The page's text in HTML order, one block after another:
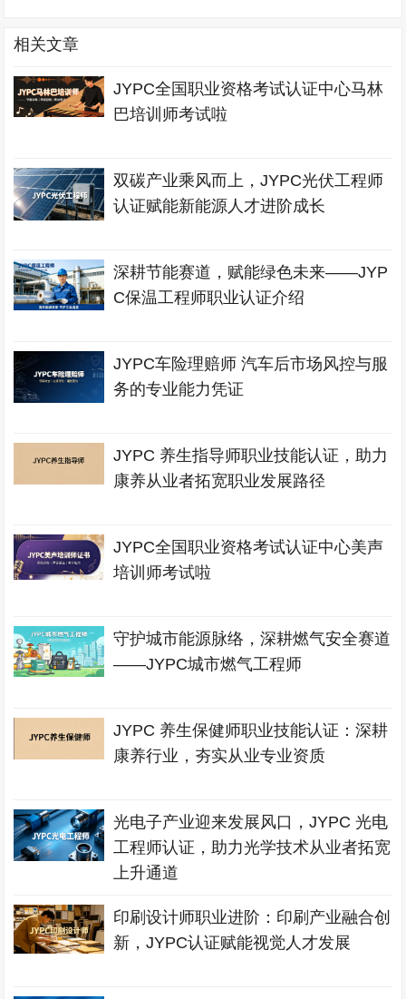
相关文章
JYPC全国职业资格考试认证中心马林
巴培训师考试啦
双碳产业乘风而上，JYPC光伏工程师
认证赋能新能源人才进阶成长
深耕节能赛道，赋能绿色未来——JYP
C保温工程师职业认证介绍
JYPC车险理赔师 汽车后市场风控与服
务的专业能力凭证
JYPC 养生指导师职业技能认证，助力
康养从业者拓宽职业发展路径
JYPC全国职业资格考试认证中心美声
培训师考试啦
守护城市能源脉络，深耕燃气安全赛道
——JYPC城市燃气工程师
JYPC 养生保健师职业技能认证：深耕
康养行业，夯实从业专业资质
光电子产业迎来发展风口，JYPC 光电
工程师认证，助力光学技术从业者拓宽
上升通道
印刷设计师职业进阶：印刷产业融合创
新，JYPC认证赋能视觉人才发展